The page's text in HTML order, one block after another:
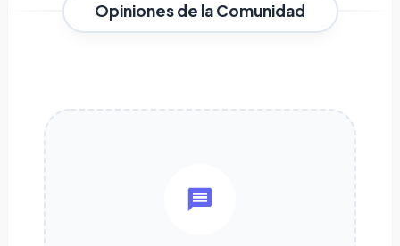
Opiniones de la Comunidad